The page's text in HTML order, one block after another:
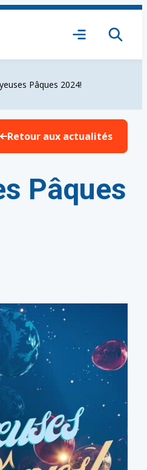
Ouvrir
Pâques 2024!
Retour aux actualités
Pâques